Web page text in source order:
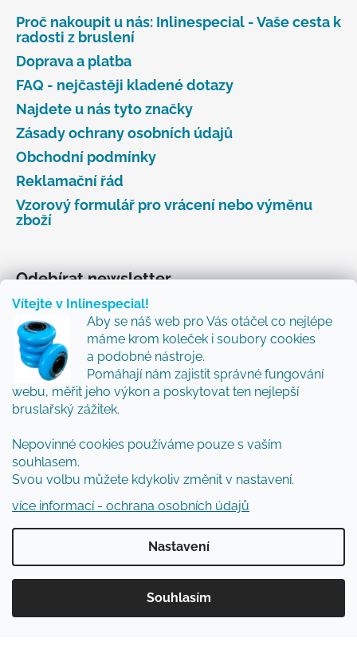
Vítejte v Inlinespecial!
Aby se náš web pro Vás otáčel co nejlépe
máme krom koleček i soubory cookies
a podobné nástroje.
Pomáhají nám zajistit správné fungování
webu, měřit jeho výkon a poskytovat ten nejlepší
bruslařský zážitek.
Nepovinné cookies používáme pouze s vaším
souhlasem.
Svou volbu můžete kdykoliv změnit v nastavení.
více informací - ochrana osobních údajů
Nastavení
Souhlasím
Proč nakoupit u nás: Inlinespecial - Vaše cesta k
radosti z bruslení
Doprava a platba
FAQ - nejčastěji kladené dotazy
Najdete u nás tyto značky
Zásady ochrany osobních údajů
Obchodní podmínky
Reklamační řád
Vzorový formulář pro vrácení nebo výměnu
zboží
Odebírat newsletter
Vložte svůj e-mail a my vám budeme zasílat informace
o nových produktech na našem e-shopu.
Přidejte se k nám a my Vám budeme zasílat ty nejlepší
novinky a tipy.
E-mail
Vložením e-mailu souhlasíte spodmínkami
ochrany osobních údajů
PŘIHLÁSIT SE
Inlinespecial
vyhrazena.Upravit nastavení cookies